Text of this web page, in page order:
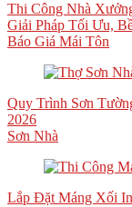
Thi Công Nhà
Giải Pháp Tối Ưu,
Báo Giá Mái Tôn
Quy Trình Sơn
2026
Sơn Nhà
Lắp Đặt Máng Xối